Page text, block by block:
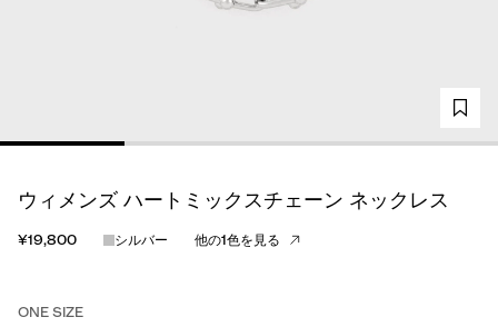
ウィメンズ ハートミックスチェーン ネックレス
¥19,800 シルバー 他の1色を見る
ONE SIZE